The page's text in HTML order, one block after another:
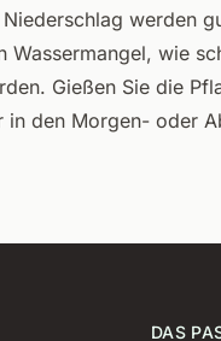
werden
Wassermangel, wie
Gießen Sie die
in den Morgen- oder
DAS